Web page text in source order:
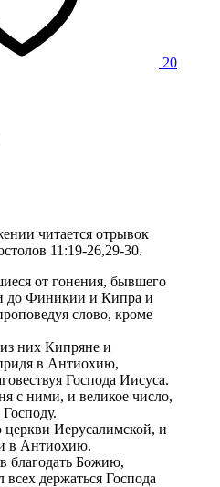
20
читается отрывок
11:19-26,29-30.
от гонения, бывшего
до Финикии и Кипра и
слово, кроме
них Кипряне и
в Антиохию,
Господа Иисуса.
с ними, и великое число,
Иерусалимской, и
в Антиохию.
благодать Божию,
всех держаться Господа